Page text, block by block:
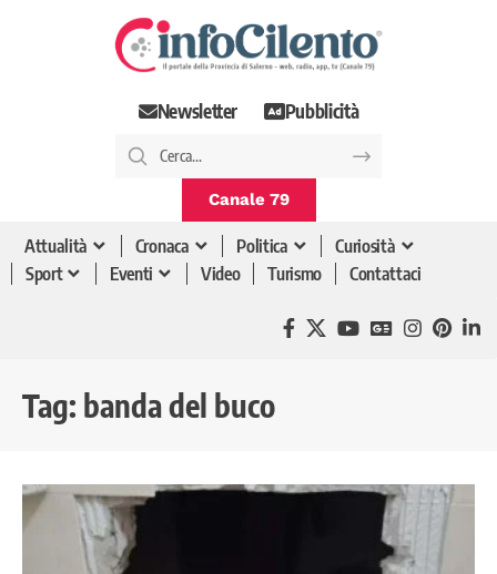
Newsletter Pubblicità
Canale 79
Attualità Cronaca Politica
Curiosità
Sport
Eventi Video Turismo Contattaci
Tag: banda del buco